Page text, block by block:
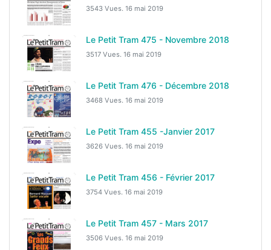
3543 Vues. 16 mai 2019
Le Petit Tram 475 - Novembre 2018
3517 Vues. 16 mai 2019
Le Petit Tram 476 - Décembre 2018
3468 Vues. 16 mai 2019
Le Petit Tram 455 -Janvier 2017
3626 Vues. 16 mai 2019
Le Petit Tram 456 - Février 2017
3754 Vues. 16 mai 2019
Le Petit Tram 457 - Mars 2017
3506 Vues. 16 mai 2019